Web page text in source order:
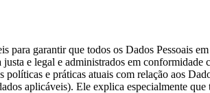
para garantir que todos os Dados Pessoais
e legal e administrados em conformidade
e práticas atuais com relação aos
aplicáveis). Ele explica especialmente